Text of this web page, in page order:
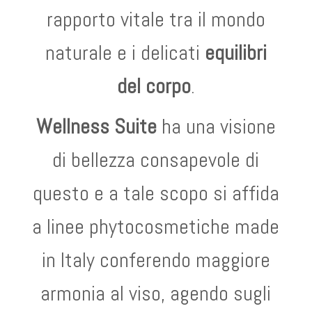
rapporto vitale tra il mondo
naturale e i delicati equilibri
del corpo.
Wellness Suiteha una visione
di bellezza consapevole di
questo e a tale scopo si affida
a linee phytocosmetiche made
in Italy conferendo maggiore
armonia al viso, agendo sugli